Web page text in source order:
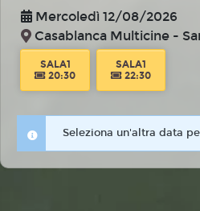
Mercoledì 12/08/2026
Casablanca Multicine -
SALA1
20:30
SALA1
22:30
Seleziona un'altra data